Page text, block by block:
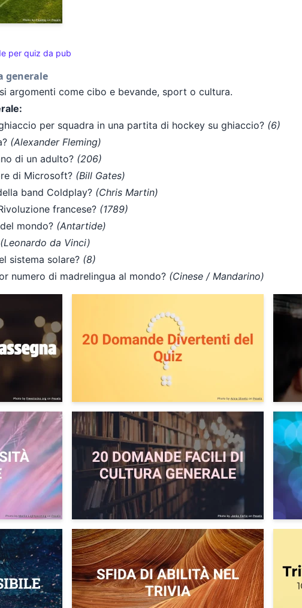
per quiz da pub
generale
argomenti come cibo e bevande, sport o cultura.
per squadra in una partita di hockey su ghiaccio? (6)
(Alexander Fleming)
di un adulto? (206)
di Microsoft? (Bill Gates)
band Coldplay? (Chris Martin)
francese? (1789)
mondo? (Antartide)
(Leonardo da Vinci)
sistema solare? (8)
numero di madrelingua al mondo? (Cinese / Mandarino)